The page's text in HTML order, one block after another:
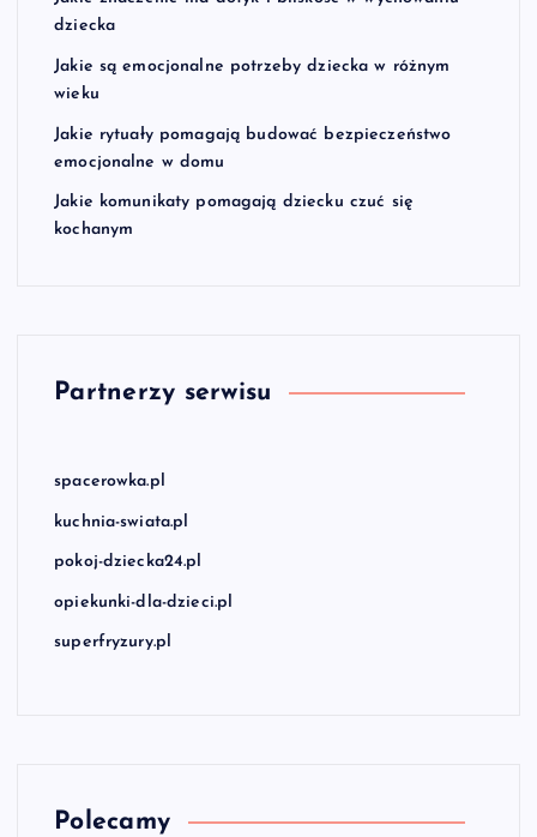
dziecka
Jakie są emocjonalne potrzeby dziecka w różnym
wieku
Jakie rytuały pomagają budować bezpieczeństwo
emocjonalne w domu
Jakie komunikaty pomagają dziecku czuć się
kochanym
Partnerzy serwisu
spacerowka.pl
kuchnia-swiata.pl
pokoj-dziecka24.pl
opiekunki-dla-dzieci.pl
superfryzury.pl
Polecamy